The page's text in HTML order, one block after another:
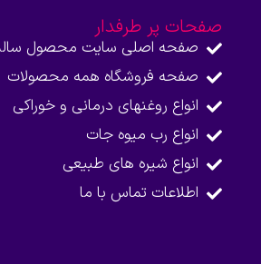
صفحات پر طرفدار
صفحه اصلی سایت محصول
صفحه فروشگاه همه محصولات​
انواع روغنهای درمانی و خوراکی
انواع رب میوه جات
انواع شیره های طبیعی
اطلاعات تماس با ما​